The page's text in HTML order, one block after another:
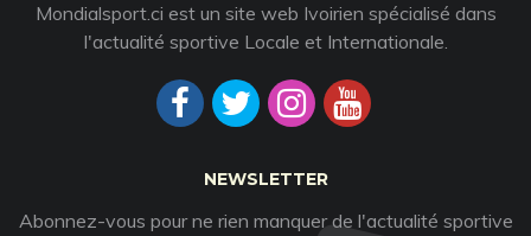
Mondialsport.ci est un site web Ivoirien spécialisé dans
l'actualité sportive Locale et Internationale.
NEWSLETTER
Abonnez-vous pour ne rien manquer de l'actualité sportive